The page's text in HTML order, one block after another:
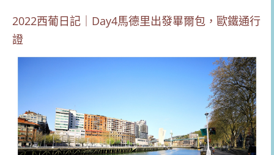
2022西葡日記｜Day4馬德里出發畢爾包，歐鐵通行
證